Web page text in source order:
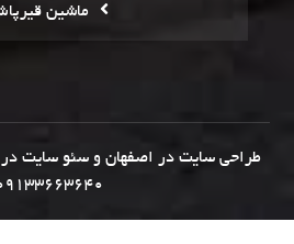
ماشین
طراحی سایت در اصفهان و سئو سایت